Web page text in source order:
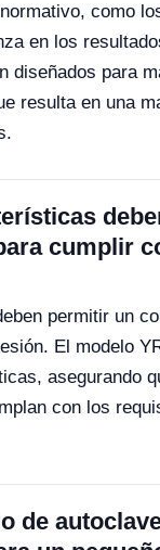
como
en los
diseñados para
resulta en una
cumplir
permitir un
El modelo
asegurando
con los
de